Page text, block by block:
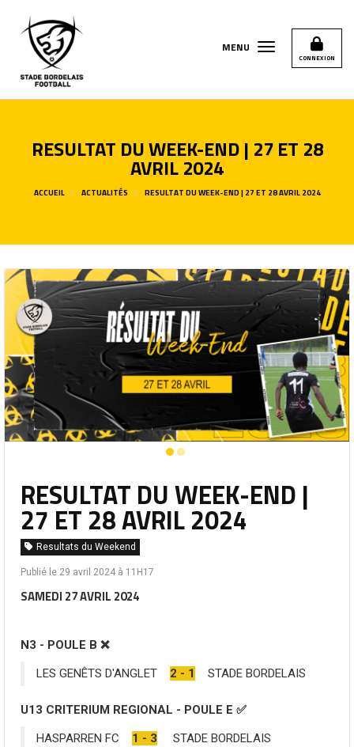
CONNEXION
MENU
RESULTAT DU WEEK-END | 27 ET 28
AVRIL 2024
ACCUEIL ACTUALITÉS RESULTAT DU WEEK-END | 27 ET 28 AVRIL 2024
RESULTAT DU WEEK-END |
27 ET 28 AVRIL 2024
Resultats du Weekend
Publié le 29 avril 2024 à 11H17
SAMEDI 27 AVRIL 2024
N3 - POULE B ❌
LES GENÊTS D'ANGLET 2 - 1 STADE BORDELAIS
U13 CRITERIUM REGIONAL - POULE E ✅
HASPARREN FC 1 - 3 STADE BORDELAIS